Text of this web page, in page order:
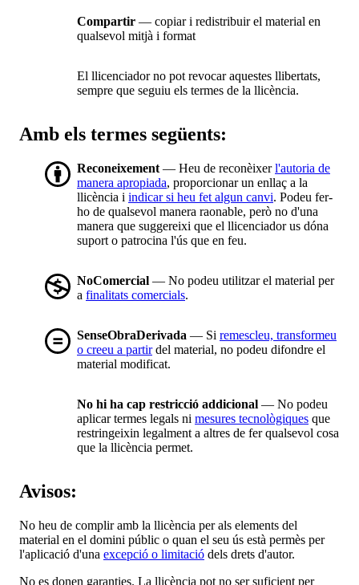
Compartir — copiar i redistribuir el material en
qualsevol mitjà i format
El llicenciador no pot revocar aquestes llibertats,
sempre que seguiu els termes de la llicència.
Amb els termes següents:
Reconeixement — Heu de reconèixerl'autoria de
manera apropiada, proporcionar un enllaç a la
llicència i indicar si heu fet algun canvi. Podeu fer-
ho de qualsevol manera raonable, però no d'una
manera que suggereixi que el llicenciador us dóna
suport o patrocina l'ús que en feu.
NoComercial — No podeu utilitzar el material per
a finalitats comercials.
SenseObraDerivada — Si remescleu, transformeu
o creeu a partirdel material, no podeu difondre el
material modificat.
No hi ha cap restricció addicional — No podeu
aplicar termes legals ni mesures tecnològiques que
restringeixin legalment a altres de fer qualsevol cosa
que la llicència permet.
Avisos:
No heu de complir amb la llicència per als elements del
material en el domini públic o quan el seu ús està permès per
l'aplicació d'una excepció o limitació dels drets d'autor.
No es donen garanties. La llicència pot no ser suficient per